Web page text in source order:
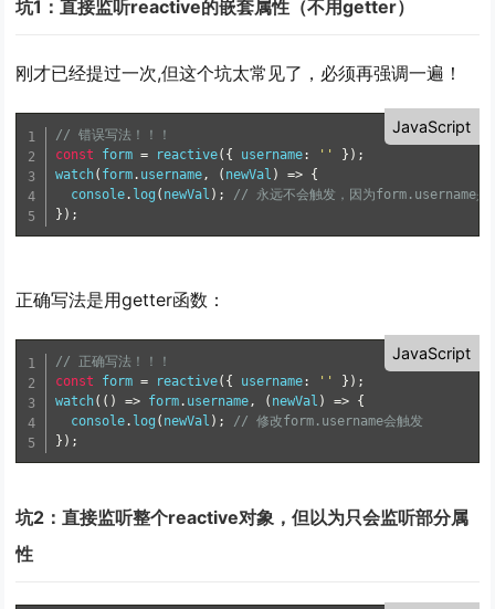
坑1：直接监听reactive的嵌套属性（不用getter）
刚才已经提过一次,但这个坑太常见了，必须再强调一遍！
JavaScript
// 错误写法！！！
const
form = reactive( { username: '' } ) ;
watch( form. username, ( newVal ) => {
  console
. log ( newVal ) ;
// 永远不会触发，因为form.username是
} ) ;
正确写法是用getter函数：
JavaScript
// 正确写法！！！
const
form = reactive( { username: '' } ) ;
watch( ( ) => form. username, ( newVal ) => {
  console
. log ( newVal ) ;
// 修改form.username会触发
} ) ;
坑2：直接监听整个reactive对象，但以为只会监听部分属
性